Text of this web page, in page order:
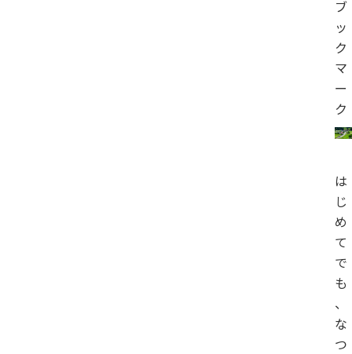
ブ
ッ
ク
マ
ー
ク
は
じ
め
て
で
も
、
な
つ